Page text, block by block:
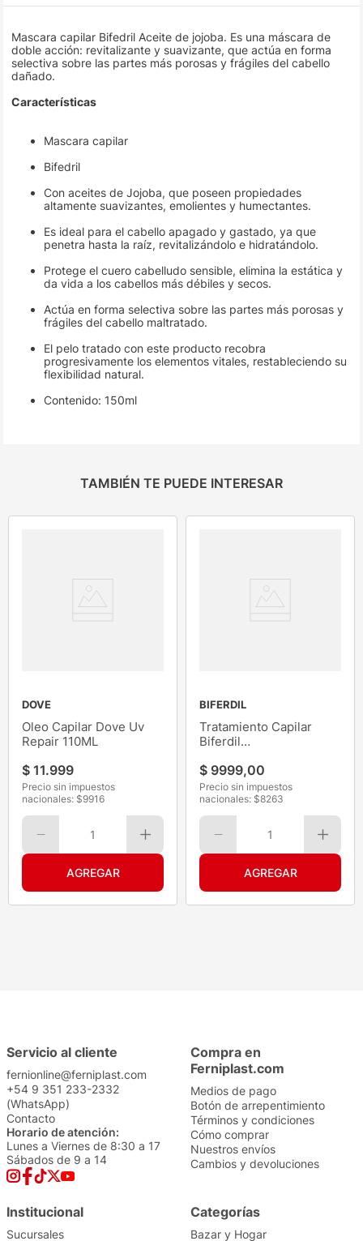
Mascara capilar Bifedril Aceite de jojoba. Es una máscara de
doble acción: revitalizante y suavizante, que actúa en forma
selectiva sobre las partes más porosas y frágiles del cabello
dañado.
Características
Mascara capilar
Bifedril
Con aceites de Jojoba, que poseen propiedades
altamente suavizantes, emolientes y humectantes.
Es ideal para el cabello apagado y gastado, ya que
penetra hasta la raíz, revitalizándolo e hidratándolo.
Protege el cuero cabelludo sensible, elimina la estática y
da vida a los cabellos más débiles y secos.
Actúa en forma selectiva sobre las partes más porosas y
frágiles del cabello maltratado.
El pelo tratado con este producto recobra
progresivamente los elementos vitales, restableciendo su
flexibilidad natural.
Contenido: 150ml
TAMBIÉN TE PUEDE INTERESAR
DOVE
Oleo Capilar Dove Uv
Repair 110ML
$ 11.999
Precio sin impuestos
nacionales: $9916
1
BIFERDIL
Tratamiento Capilar
Biferdil
100ML
$ 9999,00
Precio sin impuestos
nacionales: $8263
1
Servicio al cliente
fernionline@ferniplast.com
+54 9 351 233-2332
(WhatsApp)
Contacto
Horario de atención:
Lunes a Viernes de 8:30 a 17
Sábados de 9 a 14
Compra en
Ferniplast.com
Medios de pago
Botón de arrepentimiento
Términos y condiciones
Cómo comprar
Nuestros envíos
Cambios y devoluciones
Institucional
Sucursales
Categorías
Bazar y Hogar